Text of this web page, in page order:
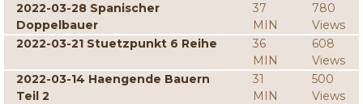
2022-03-28 Spanischer
Doppelbauer
37
MIN
780
Views
2022-03-21 Stuetzpunkt 6 Reihe
36
MIN
608
Views
2022-03-14 Haengende Bauern
Teil 2
31
MIN
500
Views